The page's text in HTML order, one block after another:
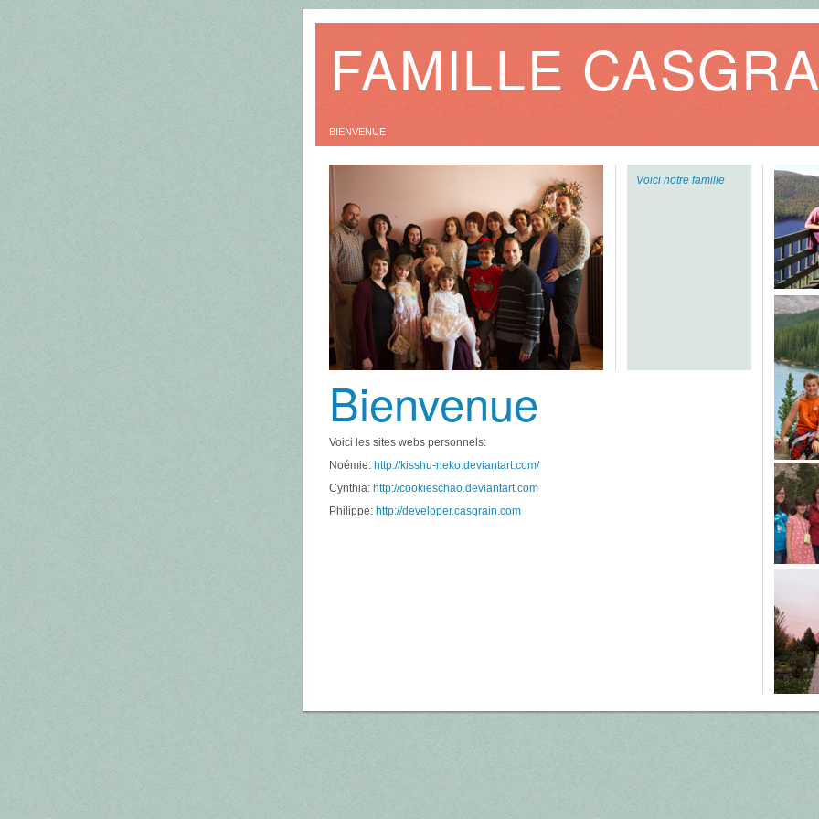
FAMILLE
BIENVENUE
Voici les sites webs personnels:
Noémie: http://kisshu-neko.deviantart.com/
Cynthia: http://cookieschao.deviantart.com
Philippe: http://developer.casgrain.com
Bienvenue
Voici notre famille